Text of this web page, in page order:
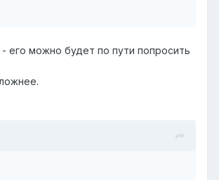
его можно будет по пути попросить